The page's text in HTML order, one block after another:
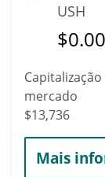
USH
$
mercado
$13,736
Mais